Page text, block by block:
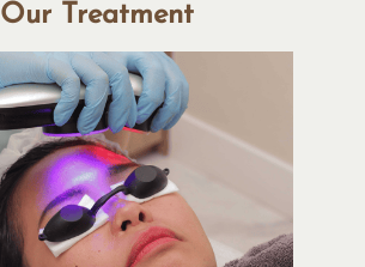
Our Treatment